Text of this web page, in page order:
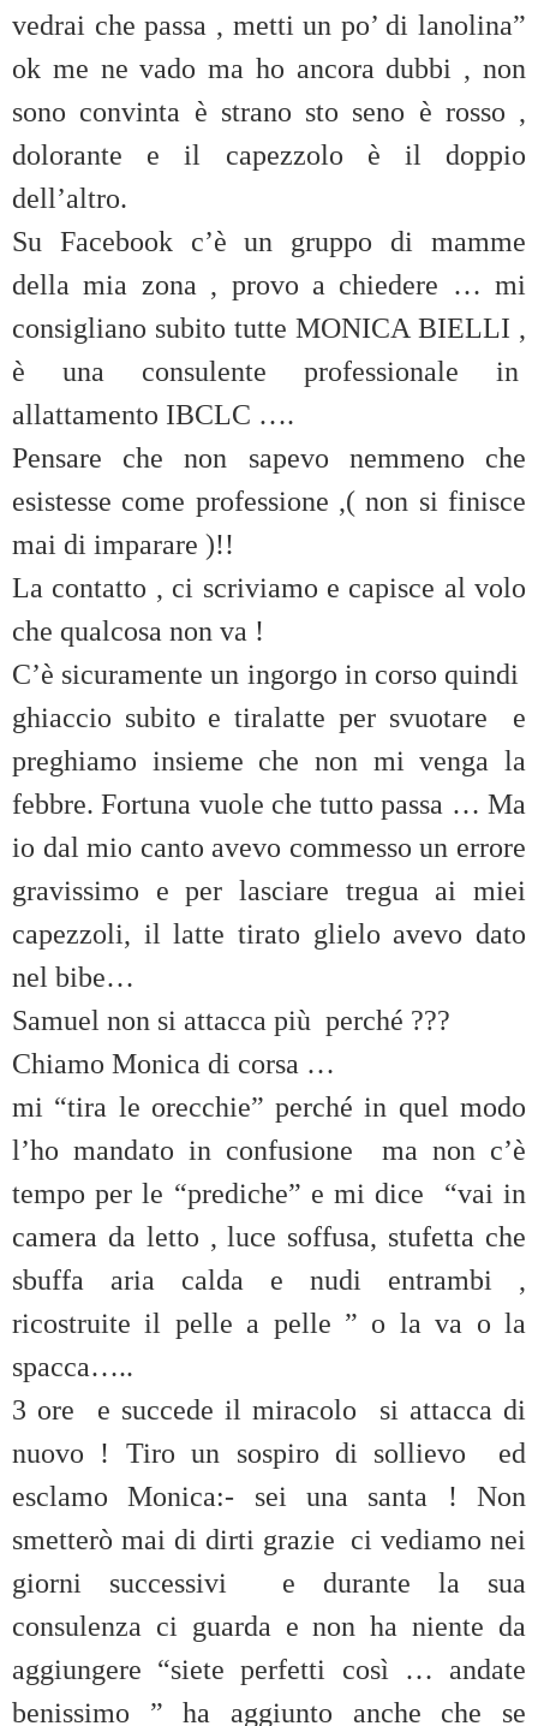
vedrai che passa , metti un po’ di lanolina”
ok me ne vado ma ho ancora dubbi , non
sono convinta è strano sto seno è rosso ,
dolorante e il capezzolo è il doppio
dell’altro.
Su Facebook c’è un gruppo di mamme
della mia zona , provo a chiedere … mi
consigliano subito tutte MONICA BIELLI ,
è una consulente professionale in
allattamento IBCLC ….
Pensare che non sapevo nemmeno che
esistesse come professione ,( non si finisce
mai di imparare )!!
La contatto , ci scriviamo e capisce al volo
che qualcosa non va !
C’è sicuramente un ingorgo in corso quindi
ghiaccio subito e tiralatte per svuotare e
preghiamo insieme che non mi venga la
febbre. Fortuna vuole che tutto passa … Ma
io dal mio canto avevo commesso un errore
gravissimo e per lasciare tregua ai miei
capezzoli, il latte tirato glielo avevo dato
nel bibe…
Samuel non si attacca più perché ???
Chiamo Monica di corsa …
mi “tira le orecchie” perché in quel modo
l’ho mandato in confusione ma non c’è
tempo per le “prediche” e mi dice “vai in
camera da letto , luce soffusa, stufetta che
sbuffa aria calda e nudi entrambi ,
ricostruite il pelle a pelle ” o la va o la
spacca…..
3 ore e succede il miracolo si attacca di
nuovo ! Tiro un sospiro di sollievo ed
esclamo Monica:- sei una santa ! Non
smetterò mai di dirti grazie ci vediamo nei
giorni successivi e durante la sua
consulenza ci guarda e non ha niente da
aggiungere “siete perfetti così … andate
benissimo ” ha aggiunto anche che se